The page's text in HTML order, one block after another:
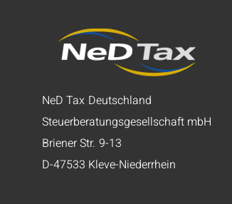
NeD Tax Deutschland
Steuerberatungsgesellschaft mbH
Briener Str. 9-13
D-47533 Kleve-Niederrhein